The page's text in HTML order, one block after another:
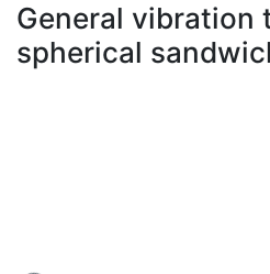
À propos
General vibration
spherical